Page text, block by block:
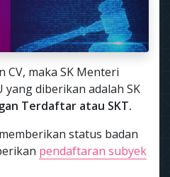
CV, maka SK Menteri
yang diberikan adalah SK
Terdaftar atau SKT.
status badan
pendaftaran subyek